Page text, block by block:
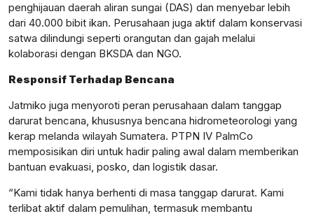
penghijauan daerah aliran sungai (DAS) dan menyebar lebih
dari 40.000 bibit ikan. Perusahaan juga aktif dalam konservasi
satwa dilindungi seperti orangutan dan gajah melalui
kolaborasi dengan BKSDA dan NGO.
Responsif Terhadap Bencana
Jatmiko juga menyoroti peran perusahaan dalam tanggap
darurat bencana, khususnya bencana hidrometeorologi yang
kerap melanda wilayah Sumatera. PTPN IV PalmCo
memposisikan diri untuk hadir paling awal dalam memberikan
bantuan evakuasi, posko, dan logistik dasar.
“Kami tidak hanya berhenti di masa tanggap darurat. Kami
terlibat aktif dalam pemulihan, termasuk membantu